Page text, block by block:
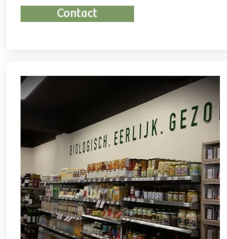
Contact